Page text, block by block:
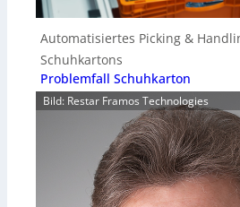
Automatisiertes Picking &
Schuhkartons
Problemfall Schuhkarton
Bild: Restar Framos Technologies